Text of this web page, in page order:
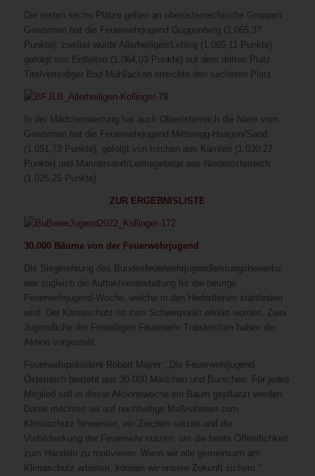
Die ersten sechs Plätze gehen an oberösterreichische Gruppen.
Gewonnen hat die Feuerwehrjugend Guggenberg (1.065,37
Punkte), zweiter wurde Allerheiligen/Lebing (1.065,11 Punkte),
gefolgt von Erdleiten (1.064,03 Punkte) auf dem dritten Platz.
Titelverteidiger Bad Mühllacken erreichte den sechsten Platz.
In der Mädchenwertung hat auch Oberösterreich die Nase vorn.
Gewonnen hat die Feuerwehrjugend Mitteregg-Haagen/Sand
(1.051,73 Punkte), gefolgt von Irschen aus Kärnten (1.030,27
Punkte) und Mannersdorf/Leithagebirge aus Niederösterreich
(1.026,25 Punkte).
ZUR ERGEBNISLISTE
30.000 Bäume von der Feuerwehrjugend
Die Siegerehrung des Bundesfeuerwehrjugendleistungsbewerbs
war zugleich die Auftaktveranstaltung für die heurige
Feuerwehrjugend-Woche, welche in den Herbstferien stattfinden
wird. Der Klimaschutz ist zum Schwerpunkt erklärt worden. Zwei
Jugendliche der Freiwilligen Feuerwehr Traiskirchen haben die
Aktion vorgestellt.
Feuerwehrpräsident Robert Mayer: „Die Feuerwehrjugend
Österreich besteht aus 30.000 Mädchen und Burschen. Für jedes
Mitglied soll in dieser Aktionswoche ein Baum gepflanzt werden.
Damit möchten wir auf nachhaltige Maßnahmen zum
Klimaschutz hinweisen, ein Zeichen setzen und die
Vorbildwirkung der Feuerwehr nutzen, um die breite Öffentlichkeit
zum Handeln zu motivieren. Wenn wir alle gemeinsam am
Klimaschutz arbeiten, können wir unsere Zukunft sichern.“